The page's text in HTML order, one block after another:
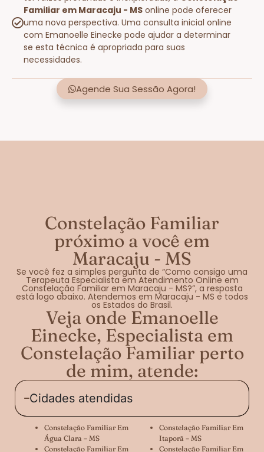
Familiar em Maracaju - MS online pode oferecer
uma nova perspectiva. Uma consulta inicial online
com Emanoelle Einecke pode ajudar a determinar
se esta técnica é apropriada para suas
necessidades.
Agende Sua Sessão Agora!
Constelação Familiar
próximo a você em
Maracaju - MS
Se você fez a simples pergunta de “Como consigo uma
Terapeuta Especialista em Atendimento Online em
Constelação Familiar em Maracaju - MS?”, a resposta
está logo abaixo. Atendemos em Maracaju - MS e todos
os Estados do Brasil.
Veja onde Emanoelle
Einecke, Especialista em
Constelação Familiar perto
de mim, atende:
Cidades atendidas
Constelação Familiar Em
Água Clara – MS
Constelação Familiar Em
Constelação Familiar Em
Itaporã – MS
Constelação Familiar Em